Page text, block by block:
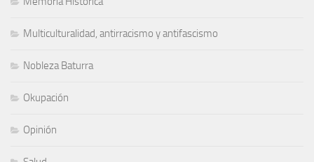
Multiculturalidad, antirracismo y antifascismo
Nobleza Baturra
Okupación
Opinión